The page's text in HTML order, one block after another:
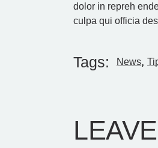
dolor in repreh
culpa qui officia
Tags: News